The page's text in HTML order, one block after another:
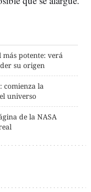
más potente: verá
su origen
comienza la
universo
de la NASA